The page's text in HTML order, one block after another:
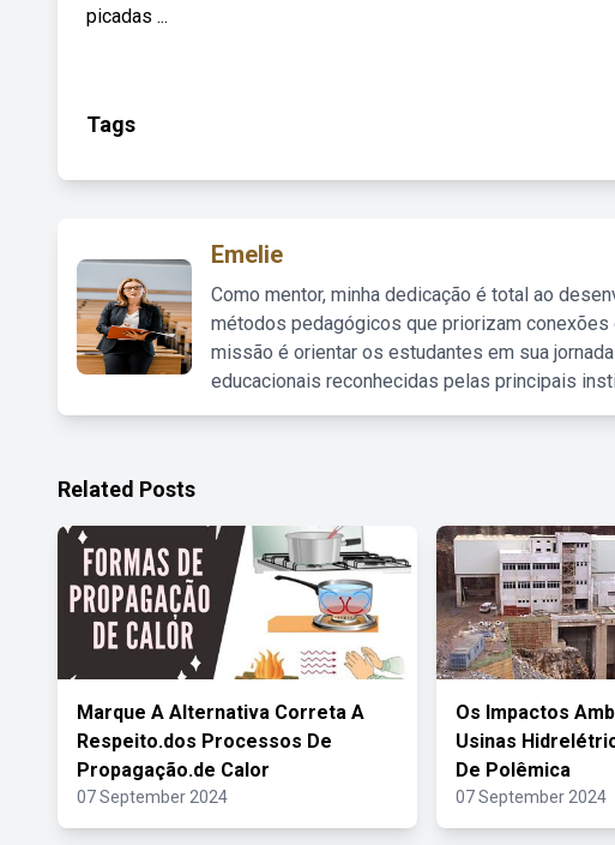
picadas ...
Tags
Emelie
Como mentor, minha dedicação é total ao
métodos pedagógicos que priorizam
missão é orientar os estudantes em sua
educacionais reconhecidas pelas principais
Related Posts
Marque A Alternativa Correta A
Respeito.dos Processos De
Propagação.de Calor
07 September 2024
Os Impactos
Usinas
De Polêmica
07 September 2024